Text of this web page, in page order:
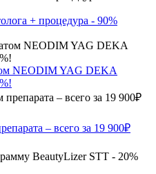
+ процедура - 90%
NEODIM YAG DEKA
– всего за 19 900₽